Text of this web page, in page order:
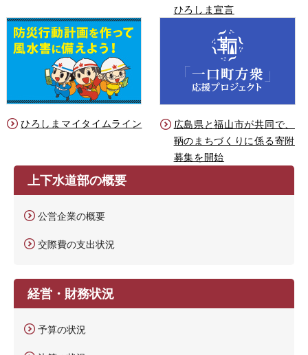
ひろしま宣言
ひろしまマイタイムライン
広島県と福山市が共同で、
鞆のまちづくりに係る寄附
募集を開始
上下水道部の概要
公営企業の概要
交際費の支出状況
経営・財務状況
予算の状況